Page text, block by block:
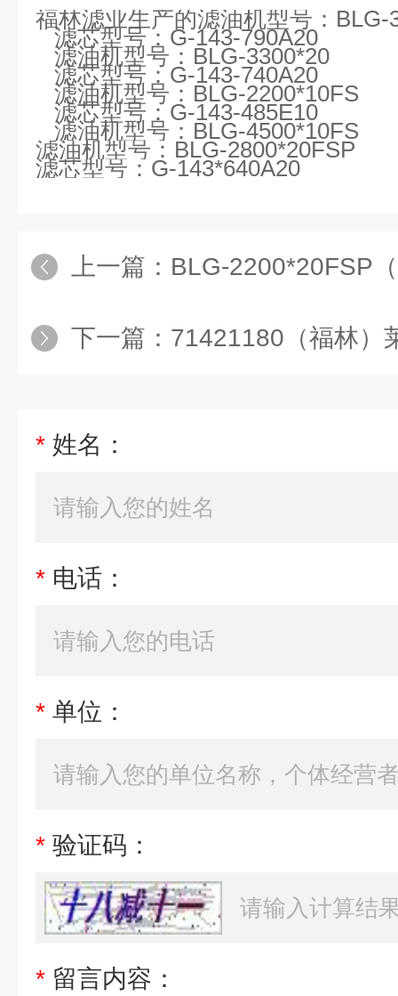
福林滤业生产的滤油机型号：BLG-
滤芯型号：G-143-790A20
滤油机型号：BLG-3300*20
滤芯型号：G-143-740A20
滤油机型号：BLG-2200*10FS
滤芯型号：G-143-485E10
滤油机型号：BLG-4500*10FS
滤油机型号：BLG-2800*20FSP
滤芯型号：G-143*640A20
上一篇： BLG-2200*20FSP（
下一篇： 71421180（福林）
* 姓名：
* 电话：
* 单位：
* 验证码：
* 留言内容：